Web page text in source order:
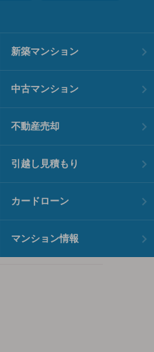
新築マンション
中古マンション
不動産売却
引越し見積もり
カードローン
マンション情報